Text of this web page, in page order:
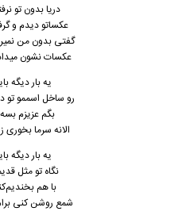
دریا بدون تو
عکساتو دیدم و
گفتی بدون من
عکسات نشون
یه بار دیگه
رو ساخل اسممو تو
بگم عزیزم
الانه سرما
یه بار دیگه
نگاه تو مثل
با هم
شمع روشن کنی